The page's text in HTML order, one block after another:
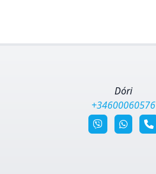
Dóri
+34600060576